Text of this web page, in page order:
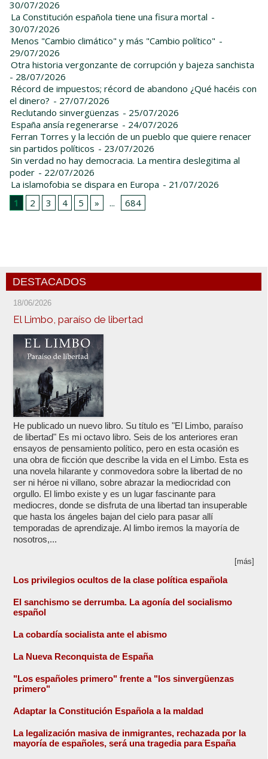
30/07/2026
La Constitución española tiene una fisura mortal -
30/07/2026
Menos "Cambio climático" y más "Cambio político" -
29/07/2026
Otra historia vergonzante de corrupción y bajeza sanchista
- 28/07/2026
Récord de impuestos; récord de abandono ¿Qué hacéis con
el dinero? - 27/07/2026
Reclutando sinvergüenzas - 25/07/2026
España ansía regenerarse - 24/07/2026
Ferran Torres y la lección de un pueblo que quiere renacer
sin partidos políticos - 23/07/2026
Sin verdad no hay democracia. La mentira deslegitima al
poder - 22/07/2026
La islamofobia se dispara en Europa - 21/07/2026
1
2 3 4 5 » ... 684
DESTACADOS
18/06/2026
El Limbo, paraíso de libertad
He publicado un nuevo libro. Su título es "El Limbo, paraíso
de libertad" Es mi octavo libro. Seis de los anteriores eran
ensayos de pensamiento político, pero en esta ocasión es
una obra de ficción que describe la vida en el Limbo. Esta es
una novela hilarante y conmovedora sobre la libertad de no
ser ni héroe ni villano, sobre abrazar la mediocridad con
orgullo. El limbo existe y es un lugar fascinante para
mediocres, donde se disfruta de una libertad tan insuperable
que hasta los ángeles bajan del cielo para pasar allí
temporadas de aprendizaje. Al limbo iremos la mayoría de
nosotros,...
[más]
Los privilegios ocultos de la clase política española
El sanchismo se derrumba. La agonía del socialismo
español
La cobardía socialista ante el abismo
La Nueva Reconquista de España
"Los españoles primero" frente a "los sinvergüenzas
primero"
Adaptar la Constitución Española a la maldad
La legalización masiva de inmigrantes, rechazada por la
mayoría de españoles, será una tragedia para España